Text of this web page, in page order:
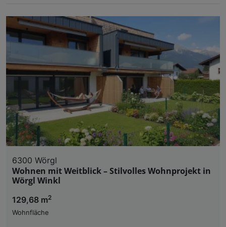
6300 Wörgl
Wohnen mit Weitblick – Stilvolles Wohnprojekt in
Wörgl Winkl
129,68 m2
Wohnfläche